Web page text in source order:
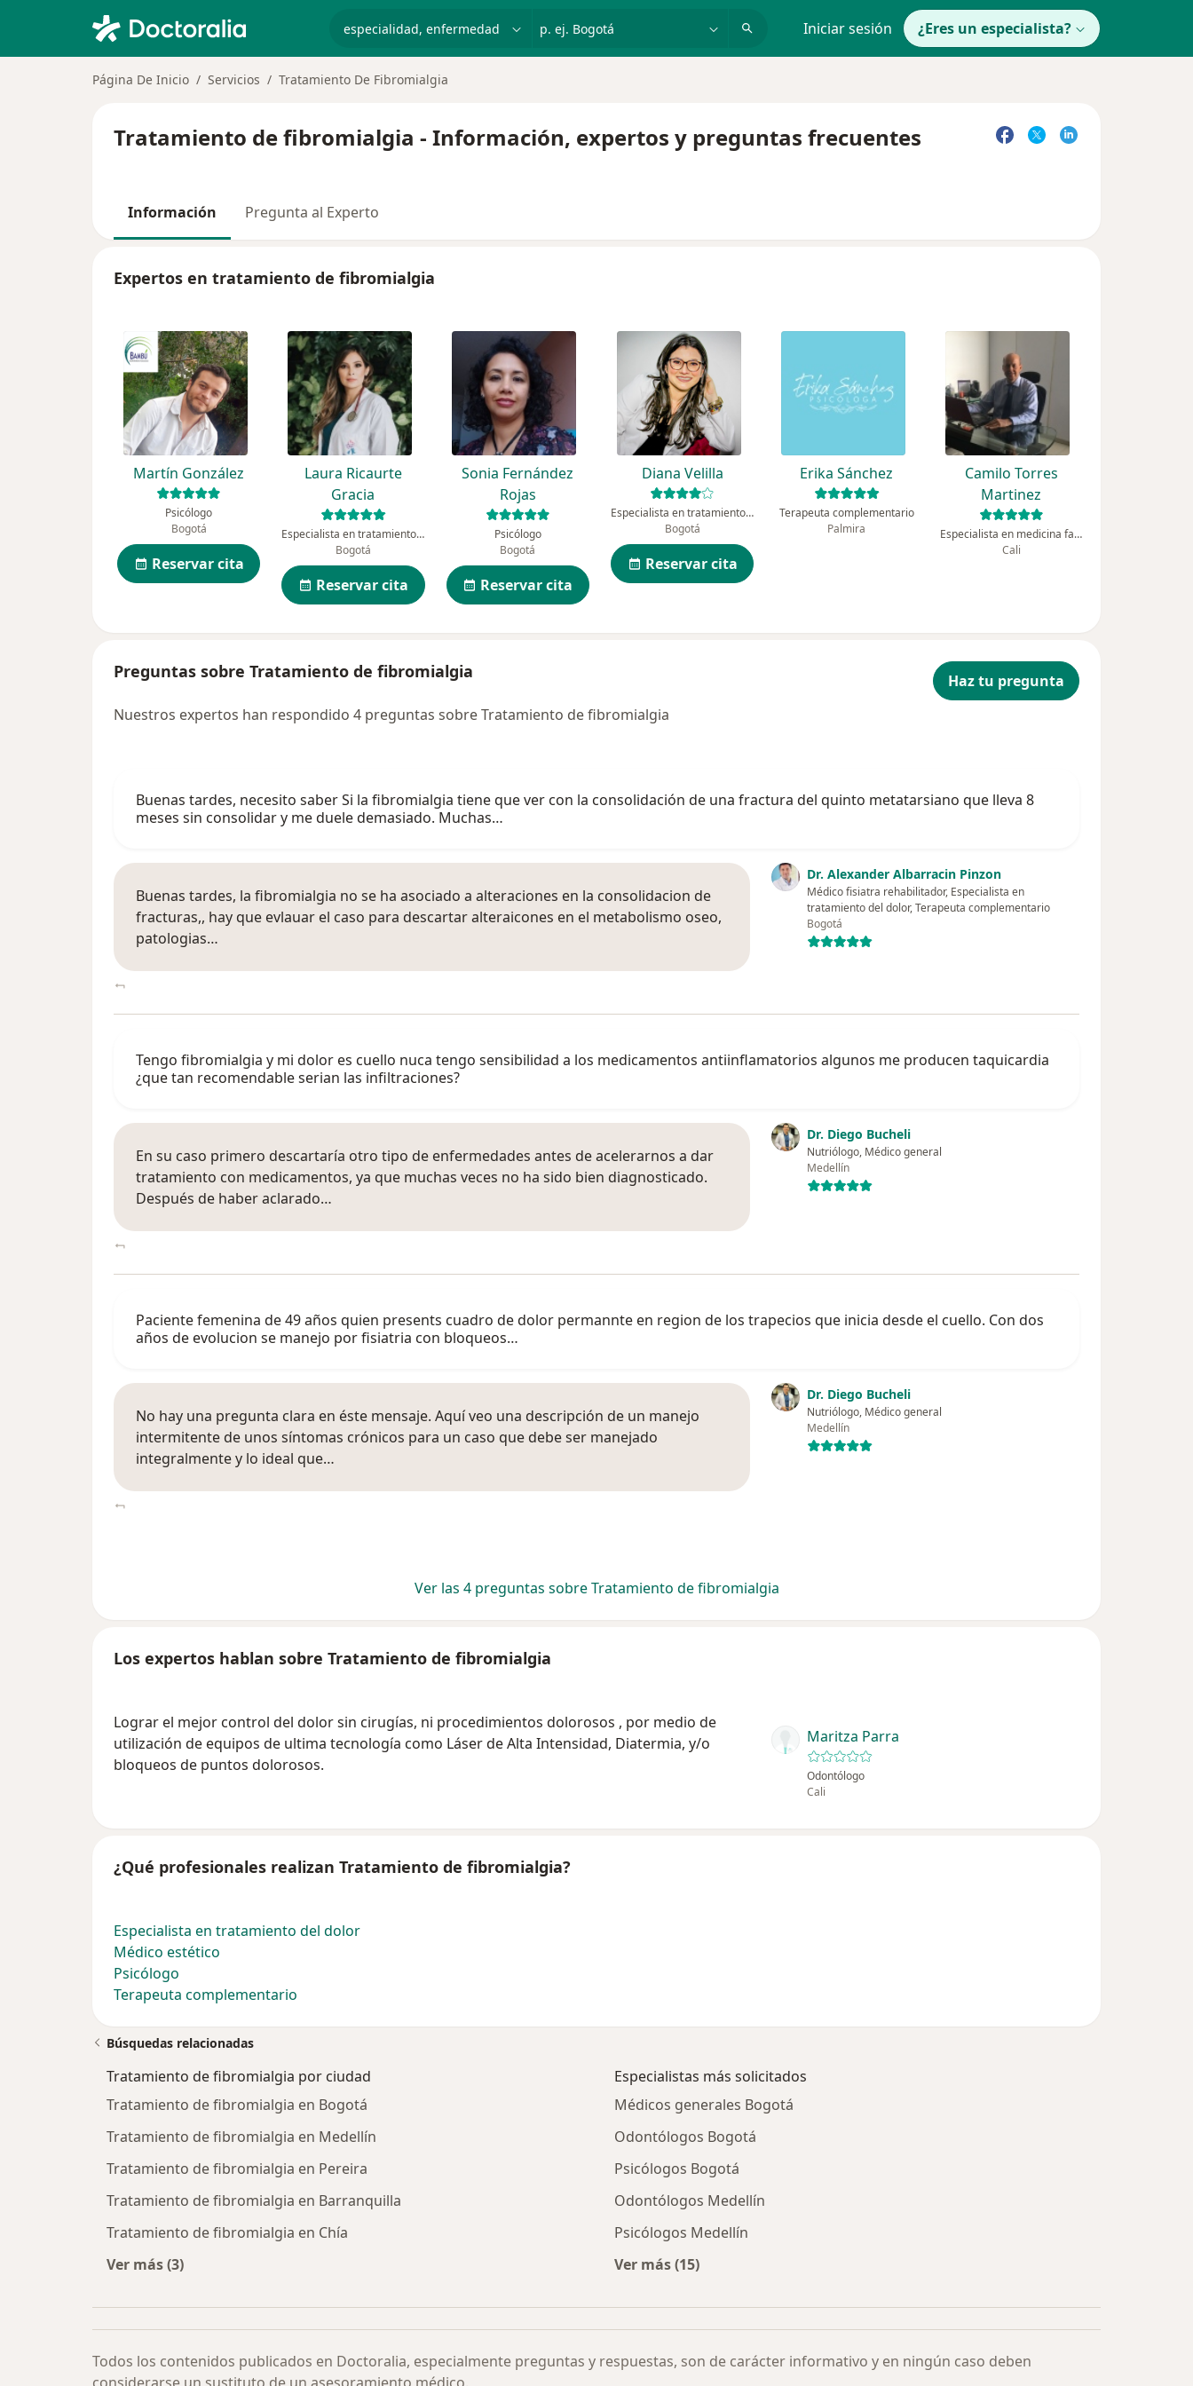
p. ej. Bogotá Iniciar sesión ¿Eres un especialista?
Página De Inicio Servicios Tratamiento De Fibromialgia
Tratamiento de fibromialgia - Información, expertos y preguntas frecuentes
Información Pregunta al Experto
Expertos en tratamiento de fibromialgia
Martín González
Psicólogo
Bogotá
Reservar cita
Laura Ricaurte
Gracia
Especialista en tratamiento del dolor, Anestesiólogo
Bogotá
Reservar cita
Sonia Fernández
Rojas
Psicólogo
Bogotá
Reservar cita
Diana Velilla
Especialista en tratamiento del dolor
Bogotá
Reservar cita
Erika Sánchez
Terapeuta complementario
Palmira
Camilo Torres
Martinez
Especialista en medicina familiar, Terapeuta complementario
Cali
Preguntas sobre Tratamiento de fibromialgia
Haz tu pregunta
Nuestros expertos han respondido 4 preguntas sobre Tratamiento de fibromialgia
Buenas tardes, necesito saber Si la fibromialgia tiene que ver con la consolidación de una fractura del quinto metatarsiano que lleva 8
meses sin consolidar y me duele demasiado. Muchas…
Dr. Alexander Albarracin Pinzon
Médico fisiatra rehabilitador, Especialista en
tratamiento del dolor, Terapeuta complementario
Bogotá
Buenas tardes, la fibromialgia no se ha asociado a alteraciones en la consolidacion de
fracturas,, hay que evlauar el caso para descartar alteraicones en el metabolismo oseo,
patologias…
Tengo fibromialgia y mi dolor es cuello nuca tengo sensibilidad a los medicamentos antiinflamatorios algunos me producen taquicardia
¿que tan recomendable serian las infiltraciones?
Dr. Diego Bucheli
Nutriólogo, Médico general
Medellín
En su caso primero descartaría otro tipo de enfermedades antes de acelerarnos a dar
tratamiento con medicamentos, ya que muchas veces no ha sido bien diagnosticado.
Después de haber aclarado…
Paciente femenina de 49 años quien presents cuadro de dolor permannte en region de los trapecios que inicia desde el cuello. Con dos
años de evolucion se manejo por fisiatria con bloqueos…
Dr. Diego Bucheli
Nutriólogo, Médico general
Medellín
No hay una pregunta clara en éste mensaje. Aquí veo una descripción de un manejo
intermitente de unos síntomas crónicos para un caso que debe ser manejado
integralmente y lo ideal que…
Ver las 4 preguntas sobre Tratamiento de fibromialgia
Los expertos hablan sobre Tratamiento de fibromialgia
Lograr el mejor control del dolor sin cirugías, ni procedimientos dolorosos , por medio de
utilización de equipos de ultima tecnología como Láser de Alta Intensidad, Diatermia, y/o
bloqueos de puntos dolorosos.
Maritza Parra
Odontólogo
Cali
¿Qué profesionales realizan Tratamiento de fibromialgia?
Especialista en tratamiento del dolor
Médico estético
Psicólogo
Terapeuta complementario
Búsquedas relacionadas
Tratamiento de fibromialgia por ciudad
Tratamiento de fibromialgia en Bogotá
Tratamiento de fibromialgia en Medellín
Tratamiento de fibromialgia en Pereira
Tratamiento de fibromialgia en Barranquilla
Tratamiento de fibromialgia en Chía
Ver más (3)
Especialistas más solicitados
Médicos generales Bogotá
Odontólogos Bogotá
Psicólogos Bogotá
Odontólogos Medellín
Psicólogos Medellín
Ver más (15)
Todos los contenidos publicados en Doctoralia, especialmente preguntas y respuestas, son de carácter informativo y en ningún caso deben